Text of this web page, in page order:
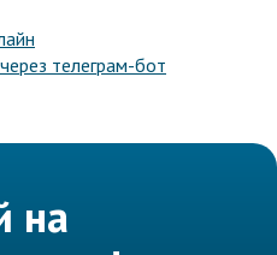
телеграм-бот
на